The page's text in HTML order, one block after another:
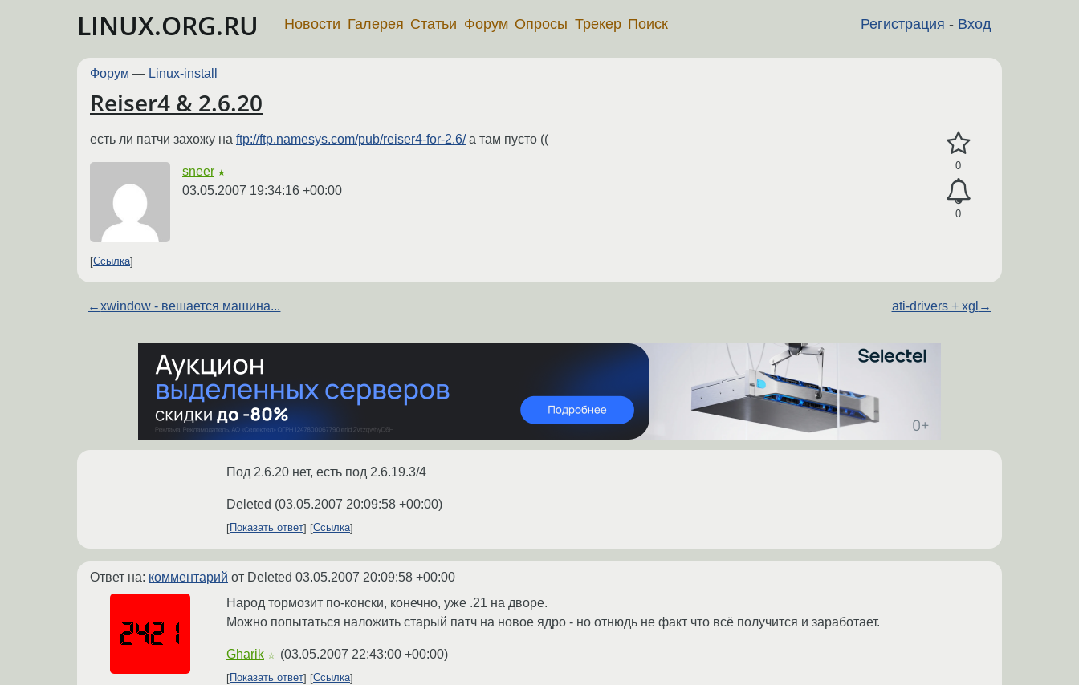
LINUX.ORG.RU Регистрация - Вход
Новости Галерея Статьи Форум Опросы Трекер Поиск
Форум — Linux-install
Reiser4 & 2.6.20
0
0
есть ли патчи захожу на ftp://ftp.namesys.com/pub/reiser4-for-2.6/а там пусто ((
sneer ★
03.05.2007 19:34:16 +00:00
Ссылка
←xwindow - вешается машина... ati-drivers + xgl →
Под 2.6.20 нет, есть под 2.6.19.3/4
Deleted (03.05.2007 20:09:58 +00:00)
Показать ответ Ссылка
Ответ на: комментарий от Deleted 03.05.2007 20:09:58 +00:00
Народ тормозит по-конски, конечно, уже .21 на дворе.
Можно попытаться наложить старый патч на новое ядро - но отнюдь не факт что всё получится и заработает.
Gharik ☆ (03.05.2007 22:43:00 +00:00)
Показать ответ Ссылка